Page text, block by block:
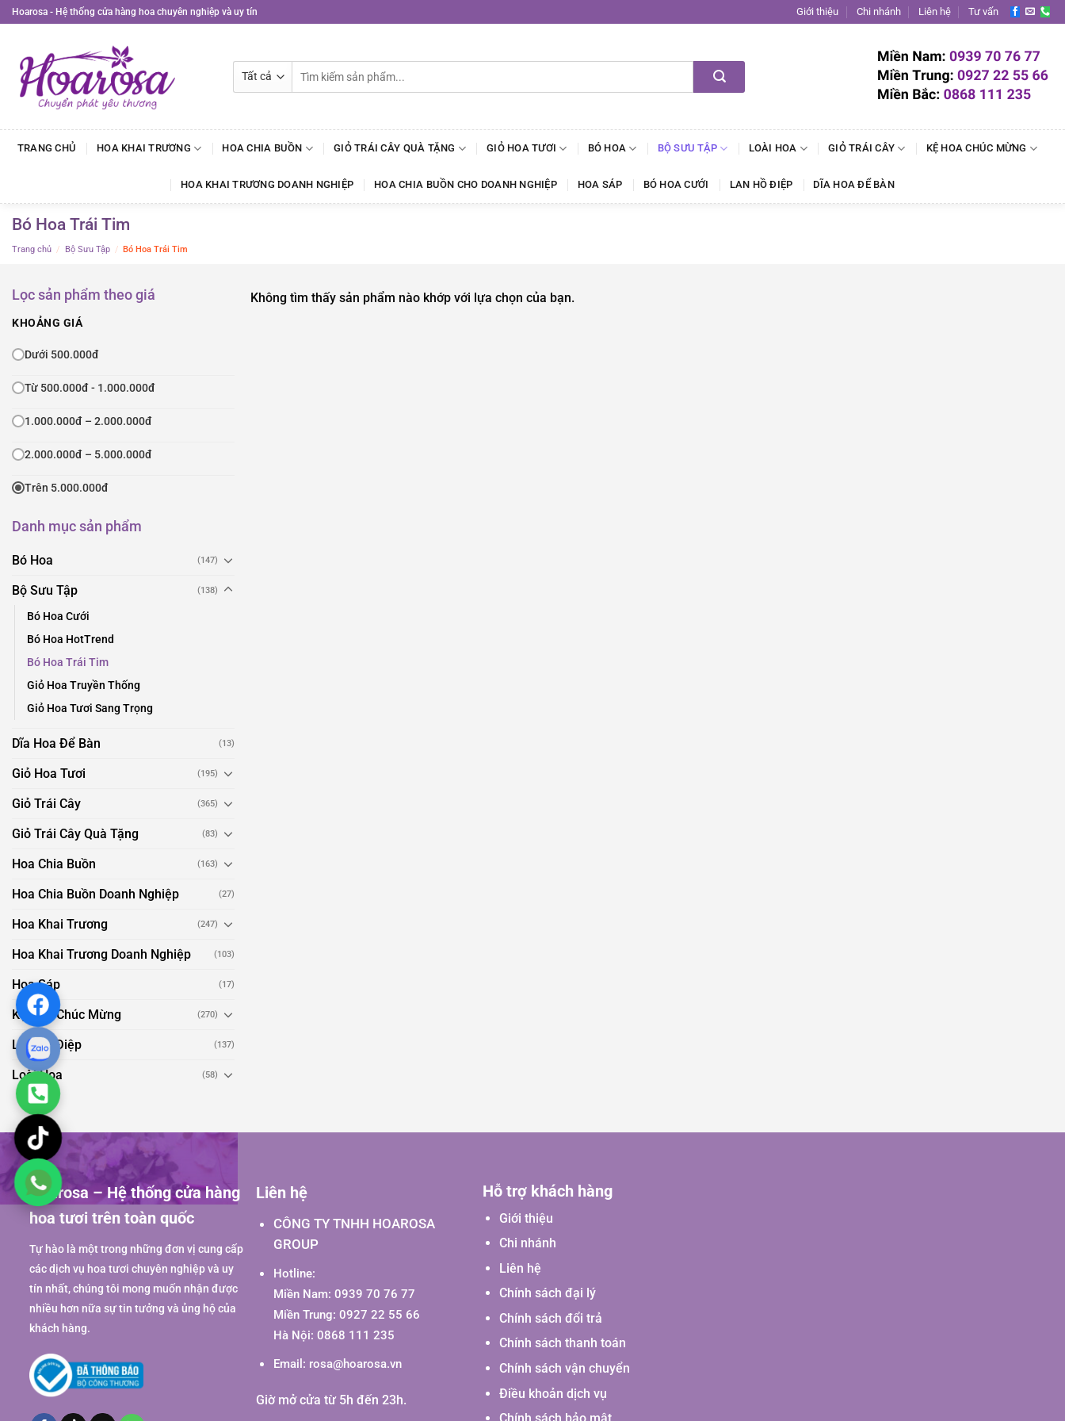
Bỏ
qua
dung
Hoarosa - Hệ thống cửa hàng hoa chuyên nghiệp và uy tín Giới thiệu Chi nhánh Liên hệ Tư vấn
kiếm:
TRANG CHỦ HOA KHAI TRƯƠNG HOA CHIA BUỒN GIỎ TRÁI CÂY QUÀ TẶNG GIỎ HOA TƯƠI BÓ HOA BỘ SƯU TẬP LOÀI HOA GIỎ TRÁI CÂY KỆ HOA CHÚC MỪNG
HOA KHAI TRƯƠNG DOANH NGHIỆP HOA CHIA BUỒN CHO DOANH NGHIỆP HOA SÁP BÓ HOA CƯỚI LAN HỒ ĐIỆP DĨA HOA ĐỂ BÀN
Bó Hoa Trái Tim
Trang chủ / Bộ Sưu Tập / Bó Hoa Trái Tim
Lọc sản phẩm theo giá
KHOẢNG GIÁ
Dưới 500.000đ
Từ 500.000đ - 1.000.000đ
1.000.000đ – 2.000.000đ
2.000.000đ – 5.000.000đ
Trên 5.000.000đ
Danh mục sản phẩm
Bó Hoa (147)
Bộ Sưu Tập (138)
Bó Hoa Cưới
Bó Hoa HotTrend
Bó Hoa Trái Tim
Giỏ Hoa Truyền Thống
Giỏ Hoa Tươi Sang Trọng
Dĩa Hoa Để Bàn (13)
Giỏ Hoa Tươi (195)
Giỏ Trái Cây (365)
Giỏ Trái Cây Quà Tặng (83)
Hoa Chia Buồn (163)
Hoa Chia Buồn Doanh Nghiệp (27)
Hoa Khai Trương (247)
Hoa Khai Trương Doanh Nghiệp (103)
Hoa Sáp (17)
Kệ Hoa Chúc Mừng (270)
Lan Hồ Điệp (137)
Loài Hoa (58)
Không tìm thấy sản phẩm nào khớp với lựa chọn của bạn.
Hoarosa – Hệ thống cửa hàng
hoa tươi trên toàn quốc
Tự hào là một trong những đơn vị cung cấp
các dịch vụ hoa tươi chuyên nghiệp và uy
tín nhất, chúng tôi mong muốn nhận được
nhiều hơn nữa sự tin tưởng và ủng hộ của
khách hàng.
Liên hệ
CÔNG TY TNHH HOAROSA
GROUP
Hotline:
Miền Nam: 0939 70 76 77
Miền Trung: 0927 22 55 66
Hà Nội: 0868 111 235
Email: rosa@hoarosa.vn
Giờ mở cửa từ 5h đến 23h.
Hỗ trợ khách hàng
Giới thiệu
Chi nhánh
Liên hệ
Chính sách đại lý
Chính sách đổi trả
Chính sách thanh toán
Chính sách vận chuyển
Điều khoản dịch vụ